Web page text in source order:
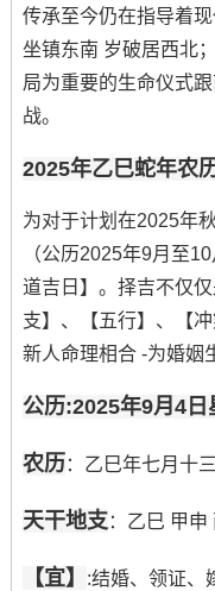
传承至今仍在指导着
坐镇东南 岁破居西北
局为重要的生命仪式
战。
2025年乙巳蛇年农
为对于计划在2025年
（公历2025年9月至
道吉日】。择吉不仅
支】、【五行】、【
新人命理相合 -为婚姻
公历:2025年9月4日
农历 ：乙巳年七月十
天干地支 ：乙巳 甲申
【宜】
:结婚、领证、